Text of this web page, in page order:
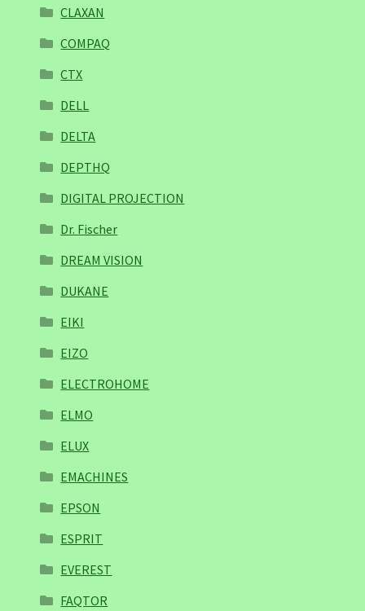
CLAXAN
COMPAQ
CTX
DELL
DELTA
DEPTHQ
DIGITAL PROJECTION
Dr. Fischer
DREAM VISION
DUKANE
EIKI
EIZO
ELECTROHOME
ELMO
ELUX
EMACHINES
EPSON
ESPRIT
EVEREST
FAQTOR